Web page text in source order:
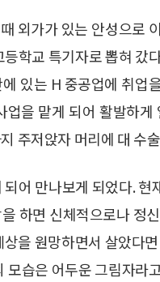
외가가 있는 안성으로
학교 특기자로 뽑혀
있는 H 중공업에 취업
업을 맡게 되어 활발하
주저앉자 머리에 대 수
어 만나보게 되었다.
하면 신체적으로나 정
을 원망하면서 살았다
모습은 어두운 그림자라